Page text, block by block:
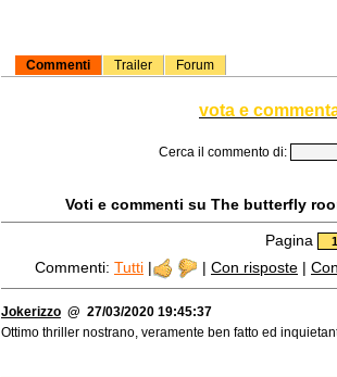
Commenti Trailer Forum
vota e
Cerca il commento di:
Voti e commenti su The butterfly
Pagina
Commenti: Tutti | | Con risposte |
Jokerizzo @ 27/03/2020 19:45:37
Ottimo thriller nostrano, veramente ben fatto ed